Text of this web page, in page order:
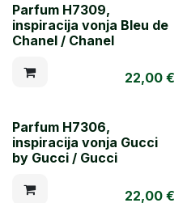
Parfum H7309,
inspiracija vonja Bleu de
Chanel / Chanel
22,00€
Parfum H7306,
inspiracija vonja Gucci
by Gucci / Gucci
22,00€